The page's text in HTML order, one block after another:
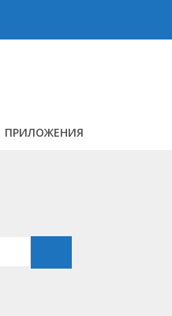
ПРИЛОЖЕНИЯ